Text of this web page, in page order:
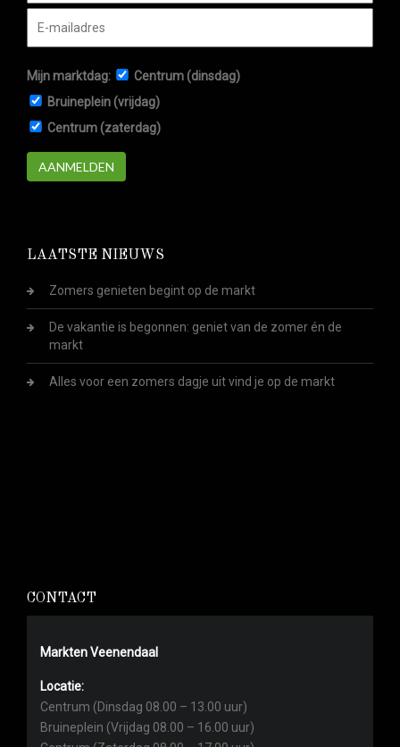
Mijn marktdag:
Centrum (dinsdag)
Bruineplein (vrijdag)
Centrum (zaterdag)
AANMELDEN
LAATSTE NIEUWS
Zomers genieten begint op de markt
De vakantie is begonnen: geniet van de zomer én de
markt
Alles voor een zomers dagje uit vind je op de markt
CONTACT
Markten Veenendaal
Locatie:
Centrum (Dinsdag 08.00 – 13.00 uur)
Bruineplein (Vrijdag 08.00 – 16.00 uur)